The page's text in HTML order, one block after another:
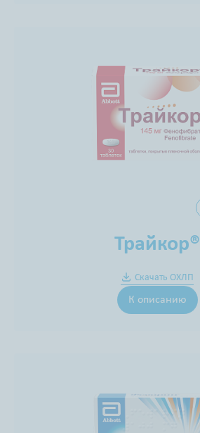
Трайкор®
Скачать ОХЛП
К описанию